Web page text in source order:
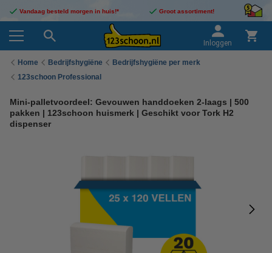
Vandaag besteld morgen in huis!* Groot assortiment!
Inloggen
Home Bedrijfshygiëne
Bedrijfshygiëne per merk
123schoon Professional
Mini-palletvoordeel: Gevouwen handdoeken 2-laags | 500
pakken | 123schoon huismerk | Geschikt voor Tork H2
dispenser